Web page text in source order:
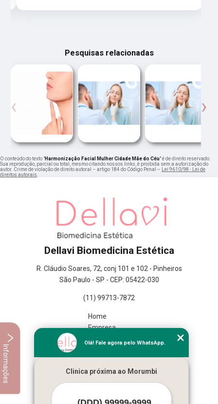
Pesquisas relacionadas
‹ ›
O conteúdo do texto "Harmonização Facial Mulher Cidade Mãe do Céu" é de direito reservado.
Sua reprodução, parcial ou total, mesmo citando nossos links, é proibida sem a autorização do
autor. Crime de violação de direito autoral – artigo 184 do Código Penal – Lei 9610/98 - Lei de
direitos autorais.
Dellavi Biomedicina Estética
R. Cláudio Soares, 72, conj 101 e 102 - Pinheiros
São Paulo - SP - CEP: 05422-030
(11) 99713-7872
Home
Empresa
Missão
Mapa do site
Mais Serviços
Olá! Fale agora pelo WhatsApp.
Clinica próxima ao Morumbi
Informações